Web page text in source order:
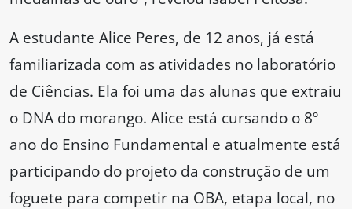
A estudante Alice Peres, de 12 anos, já está
familiarizada com as atividades no laboratório
de Ciências. Ela foi uma das alunas que extraiu
o DNA do morango. Alice está cursando o 8º
ano do Ensino Fundamental e atualmente está
participando do projeto da construção de um
foguete para competir na OBA, etapa local, no